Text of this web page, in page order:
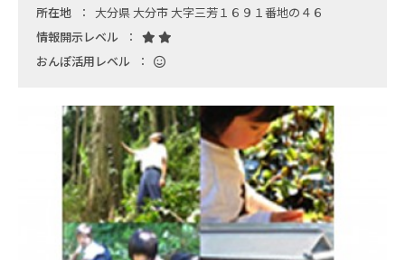
所在地
大分県 大分市 大字三芳１６９１番地の４６
情報開示レベル
おんぽ活用レベル